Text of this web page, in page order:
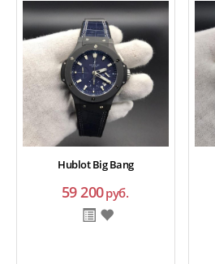
Hublot Big Bang
59 200руб.